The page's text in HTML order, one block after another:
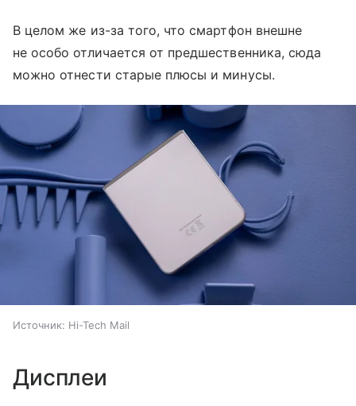
В целом же из-за того, что смартфон внешне
не особо отличается от предшественника, сюда
можно отнести старые плюсы и минусы.
Источник: Hi-Tech Mail
Дисплеи